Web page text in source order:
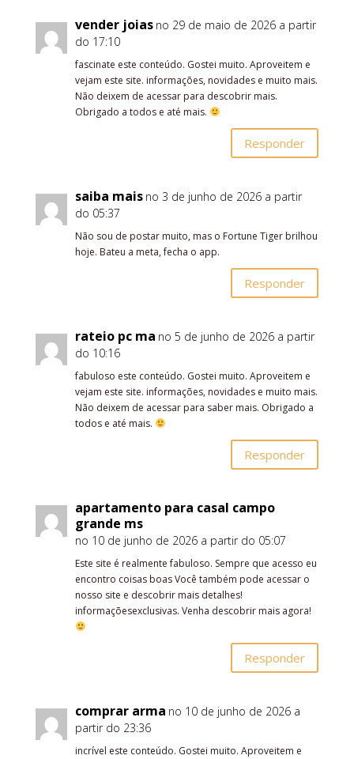
vender joias no 29 de maio de 2026 a partir
do 17:10
fascinate este conteúdo. Gostei muito. Aproveitem e
vejam este site. informações, novidades e muito mais.
Não deixem de acessar para descobrir mais.
Obrigado a todos e até mais.
Responder
saiba mais no 3 de junho de 2026 a partir
do 05:37
Não sou de postar muito, mas o Fortune Tiger brilhou
hoje. Bateu a meta, fecha o app.
Responder
rateio pc ma no 5 de junho de 2026 a partir
do 10:16
fabuloso este conteúdo. Gostei muito. Aproveitem e
vejam este site. informações, novidades e muito mais.
Não deixem de acessar para saber mais. Obrigado a
todos e até mais.
Responder
apartamento para casal campo
grande ms
no 10 de junho de 2026 a partir do 05:07
Este site é realmente fabuloso. Sempre que acesso eu
encontro coisas boas Você também pode acessar o
nosso site e descobrir mais detalhes!
informaçõesexclusivas. Venha descobrir mais agora!
Responder
comprar arma no 10 de junho de 2026 a
partir do 23:36
incrível este conteúdo. Gostei muito. Aproveitem e